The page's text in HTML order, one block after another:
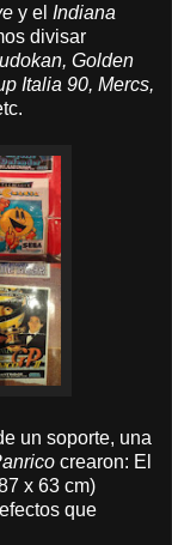
y el Indiana
divisar
Golden
Italia 90, Mercs,
un soporte, una
crearon: El
x 63 cm)
que